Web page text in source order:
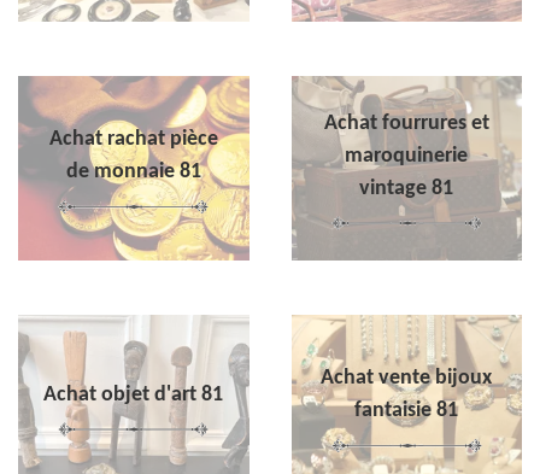
Achat rachat pièce
de monnaie 81
Achat fourrures et
maroquinerie
vintage 81
Achat objet d'art 81
Achat vente bijoux
fantaisie 81